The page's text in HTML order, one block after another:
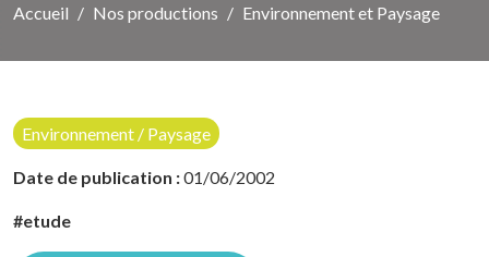
Accueil Nos productions Environnement et Paysage
Environnement / Paysage
Date de publication :01/06/2002
#etude